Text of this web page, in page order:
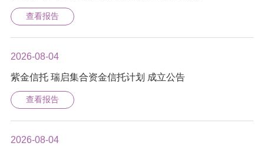
查看报告
2026-08-04
紫金信托 瑞启集合资金信托计划 成立公告
查看报告
2026-08-04